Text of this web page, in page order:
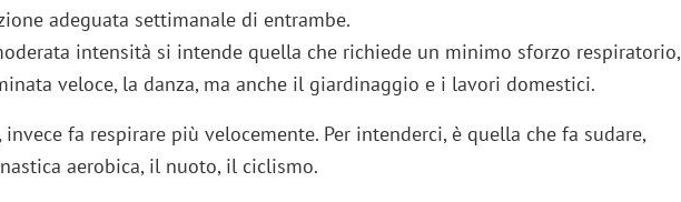
adeguata settimanale di entrambe.
intensità si intende quella che richiede un minimo sforzo respiratorio,
veloce, la danza, ma anche il giardinaggio e i lavori domestici.
fa respirare più velocemente. Per intenderci, è quella che fa sudare,
aerobica, il nuoto, il ciclismo.